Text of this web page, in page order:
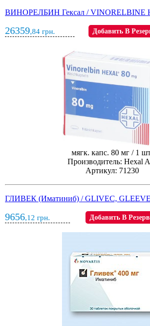
ВИНОРЕЛБИН Гексал / VINORELBINE
26359,84 грн. Добавить В
мягк. капс. 80 мг / 1
Производитель: Hexal
Артикул: 71230
ГЛИВЕК (Иматиниб) / GLIVEC,
9656,12 грн. Добавить В Резерв